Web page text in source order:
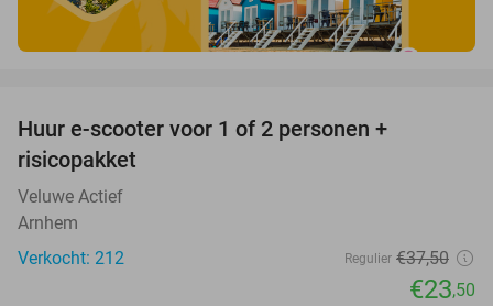
Huur e-scooter voor 1 of 2 personen +
risicopakket
Veluwe Actief
Arnhem
Verkocht: 212
Regulier €37,50
€23,50